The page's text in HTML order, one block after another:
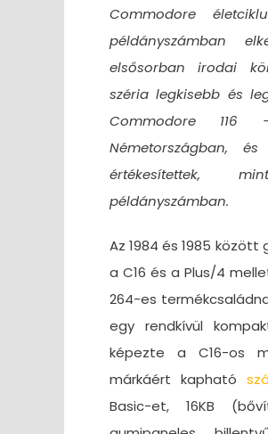
Commodore
példányszámban
elsősorban irodai
széria legkisebb és
Commodore 116
Németországban,
értékesítettek,
példányszámban.
Az 1984 és 1985
a C16 és a Plus/4
264-es
egy rendkívül
képezte a C16-os
márkáért kapható
Basic-et, 16KB